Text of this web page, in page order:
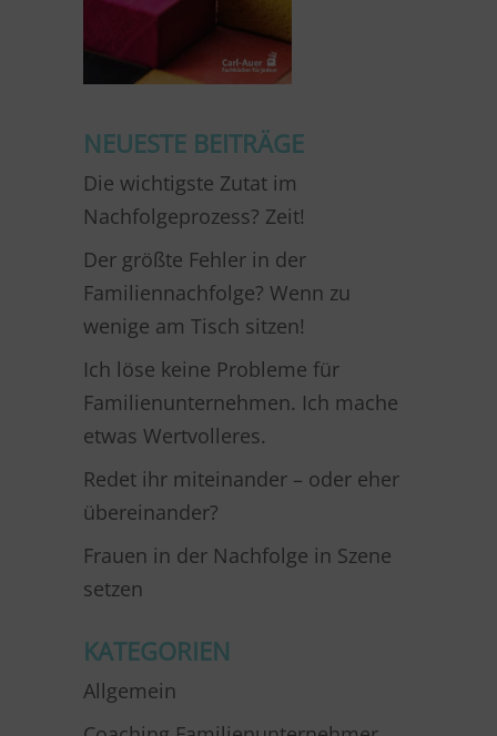
NEUESTE BEITRÄGE
Die wichtigste Zutat im
Nachfolgeprozess? Zeit!
Der größte Fehler in der
Familiennachfolge? Wenn zu
wenige am Tisch sitzen!
Ich löse keine Probleme für
Familienunternehmen. Ich mache
etwas Wertvolleres.
Redet ihr miteinander – oder eher
übereinander?
Frauen in der Nachfolge in Szene
setzen
KATEGORIEN
Allgemein